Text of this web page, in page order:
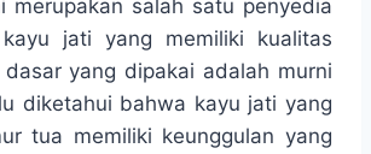
merupakan salah satu penyedia
jati yang memiliki kualitas
yang dipakai adalah murni
diketahui bahwa kayu jati yang
tua memiliki keunggulan yang